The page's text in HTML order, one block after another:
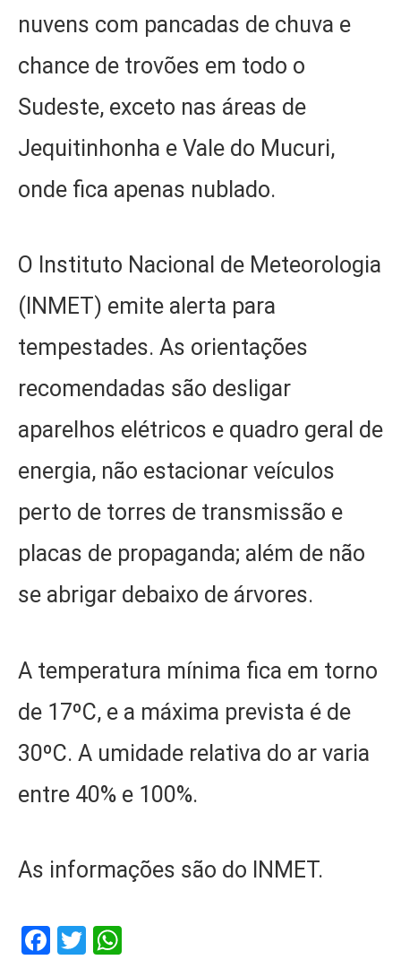
nuvens com pancadas de chuva e
chance de trovões em todo o
Sudeste, exceto nas áreas de
Jequitinhonha e Vale do Mucuri,
onde fica apenas nublado.
O Instituto Nacional de Meteorologia
(INMET) emite alerta para
tempestades. As orientações
recomendadas são desligar
aparelhos elétricos e quadro geral de
energia, não estacionar veículos
perto de torres de transmissão e
placas de propaganda; além de não
se abrigar debaixo de árvores.
A temperatura mínima fica em torno
de 17ºC, e a máxima prevista é de
30ºC. A umidade relativa do ar varia
entre 40% e 100%.
As informações são do INMET.
Facebook
Twitter